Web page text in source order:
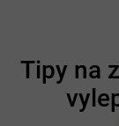
Tipy na